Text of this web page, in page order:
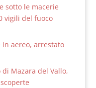
sotto le macerie
vigili del fuoco
aereo, arrestato
Mazara del Vallo,